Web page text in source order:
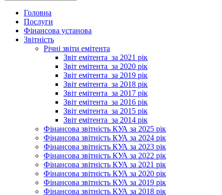
Головна
Послуги
Фінансова установа
Звітність
Річні звіти емітента
Звіт емітента_за 2021 рік
Звіт емітента_за 2020 рік
Звіт емітента_за 2019 рік
Звіт емітента_за 2018 рік
Звіт емітента_за 2017 рік
Звіт емітента_за 2016 рік
Звіт емітента_за 2015 рік
Звіт емітента_за 2014 рік
Фінансова звітність КУА за 2025 рік
Фінансова звітність КУА за 2024 рік
Фінансова звітність КУА за 2023 рік
Фінансова звітність КУА за 2022 рік
Фінансова звітність КУА за 2021 рік
Фінансова звітність КУА за 2020 рік
Фінансова звітність КУА за 2019 рік
Фінансова звітність КУА за 2018 рік